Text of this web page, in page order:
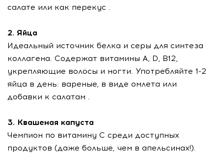
салате или как перекус .
2. Яйца
Идеальный источник белка и серы для синтеза
коллагена. Содержат витамины А, D, В12,
укрепляющие волосы и ногти. Употребляйте 1-2
яйца в день: вареные, в виде омлета или
добавки к салатам .
3. Квашеная капуста
Чемпион по витамину С среди доступных
продуктов (даже больше, чем в апельсинах!).